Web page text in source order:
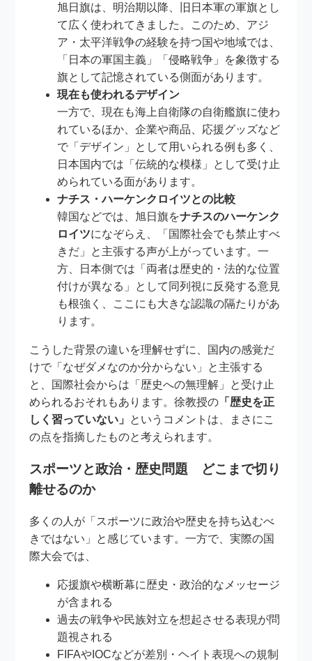
旭日旗は、明治期以降、旧日本軍の軍旗とし
て広く使われてきました。このため、アジ
ア・太平洋戦争の経験を持つ国や地域では、
「日本の軍国主義」「侵略戦争」を象徴する
旗として記憶されている側面があります。
現在も使われるデザイン
一方で、現在も海上自衛隊の自衛艦旗に使わ
れているほか、企業や商品、応援グッズなど
で「デザイン」として用いられる例も多く、
日本国内では「伝統的な模様」として受け止
められている面があります。
ナチス・ハーケンクロイツとの比較
韓国などでは、旭日旗をナチスのハーケンク
ロイツになぞらえ、「国際社会でも禁止すべ
きだ」と主張する声が上がっています。一
方、日本側では「両者は歴史的・法的な位置
付けが異なる」として同列視に反発する意見
も根強く、ここにも大きな認識の隔たりがあ
ります。
こうした背景の違いを理解せずに、国内の感覚だ
けで「なぜダメなのか分からない」と主張する
と、国際社会からは「歴史への無理解」と受け止
められるおそれもあります。徐教授の 「歴史を正
しく習っていない」 というコメントは、まさにこ
の点を指摘したものと考えられます。
スポーツと政治・歴史問題 どこまで切り
離せるのか
多くの人が「スポーツに政治や歴史を持ち込むべ
きではない」と感じています。一方で、実際の国
際大会では、
応援旗や横断幕に歴史・政治的なメッセージ
が含まれる
過去の戦争や民族対立を想起させる表現が問
題視される
FIFAやIOCなどが差別・ヘイト表現への規制